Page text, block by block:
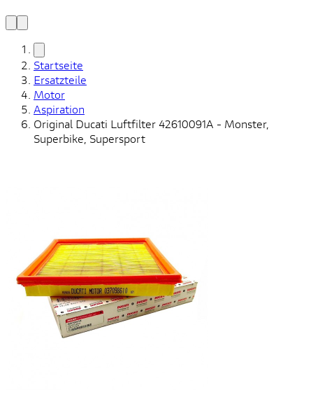
Startseite
Ersatzteile
Motor
Aspiration
Original Ducati Luftfilter 42610091A - Monster,
Superbike, Supersport